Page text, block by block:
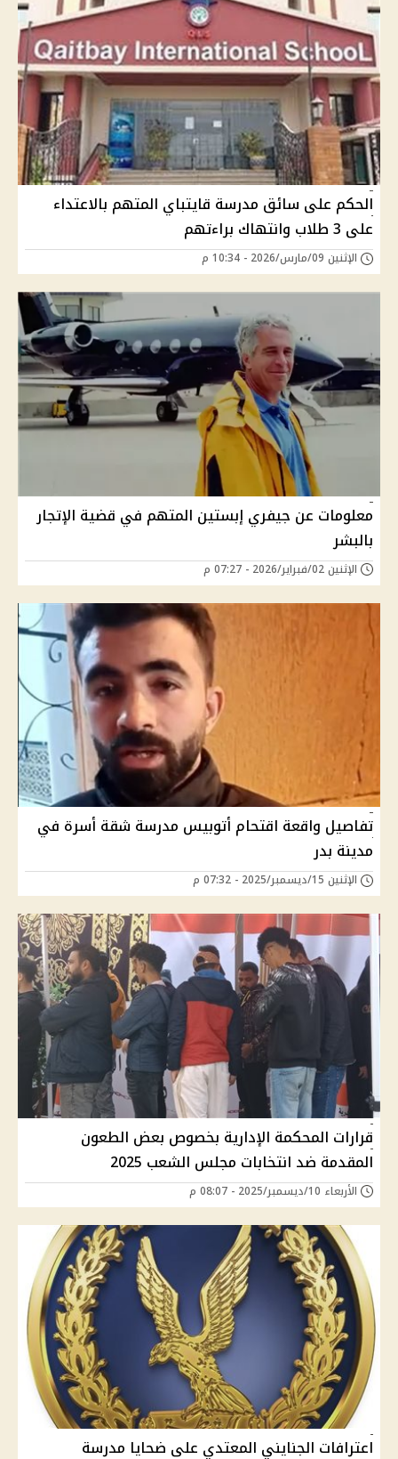
الحكم على سائق مدرسة قايتباي المتهم بالاعتداء
على 3 طلاب وانتهاك براءتهم
الإثنين 09/مارس/2026 - 10:34 م
معلومات عن جيفري إبستين المتهم في قضية الإتجار
بالبشر
الإثنين 02/فبراير/2026 - 07:27 م
تفاصيل واقعة اقتحام أتوبيس مدرسة شقة أسرة في
مدينة بدر
الإثنين 15/ديسمبر/2025 - 07:32 م
قرارات المحكمة الإدارية بخصوص بعض الطعون
المقدمة ضد انتخابات مجلس الشعب 2025
الأربعاء 10/ديسمبر/2025 - 08:07 م
اعترافات الجنايني المعتدي على ضحايا مدرسة